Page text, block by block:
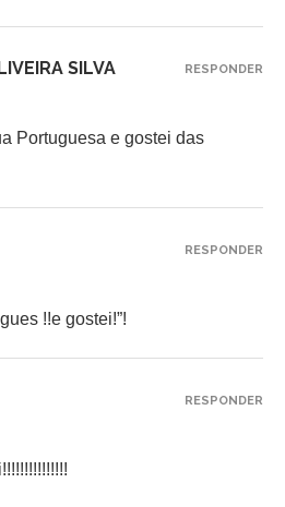
SILVA
Portuguesa e gostei das
RESPONDER
!!e gostei!”!
RESPONDER
RESPONDER